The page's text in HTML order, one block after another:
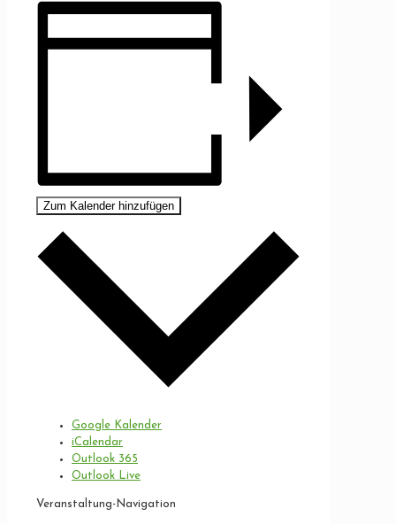
Zum Kalender hinzufügen
Google Kalender
iCalendar
Outlook 365
Outlook Live
Veranstaltung-Navigation